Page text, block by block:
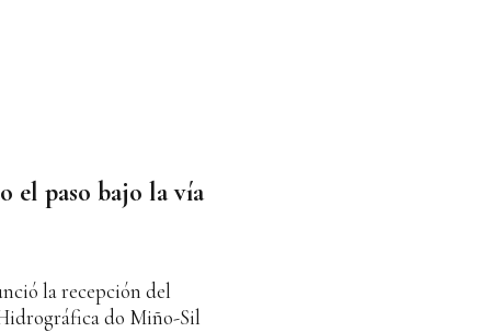
el paso bajo la vía
la recepción del
do Miño-Sil